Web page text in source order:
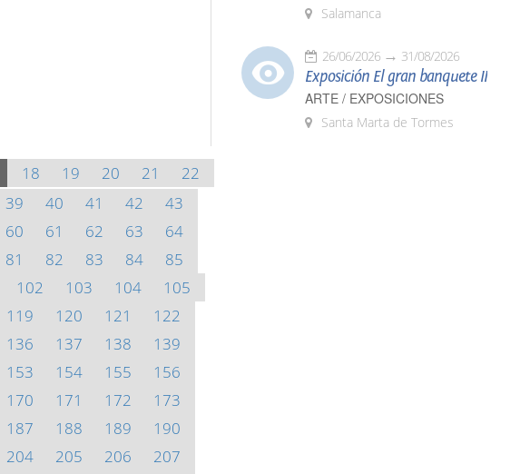
18 19 20 21
22
39 40 41 42
43
60 61 62 63
64
81 82 83 84
85
102 103 104
105
119 120 121
122
136 137 138
139
153 154 155
156
170 171 172
173
187 188 189
190
204 205 206 207
Salamanca
26/06/2026 31/08/2026
Exposición El gran banquete II
ARTE / EXPOSICIONES
Santa Marta de Tormes